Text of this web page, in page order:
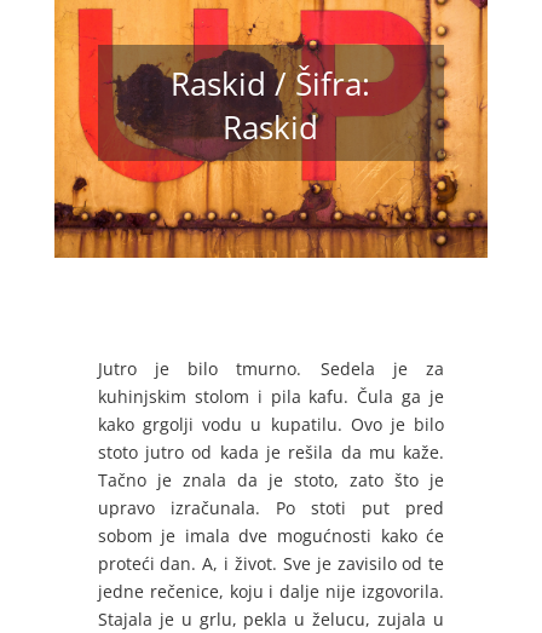
Raskid / Šifra:
Raskid
Jutro je bilo tmurno. Sedela je za
kuhinjskim stolom i pila kafu. Čula ga je
kako grgolji vodu u kupatilu. Ovo je bilo
stoto jutro od kada je rešila da mu kaže.
Tačno je znala da je stoto, zato što je
upravo izračunala. Po stoti put pred
sobom je imala dve mogućnosti kako će
proteći dan. A, i život. Sve je zavisilo od te
jedne rečenice, koju i dalje nije izgovorila.
Stajala je u grlu, pekla u želucu, zujala u